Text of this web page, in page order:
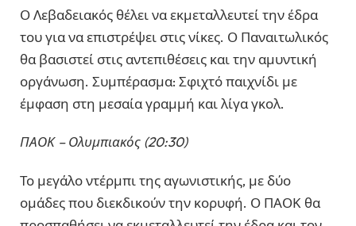
Ο Λεβαδειακός θέλει να εκμεταλλευτεί την έδρα
του για να επιστρέψει στις νίκες. Ο Παναιτωλικός
θα βασιστεί στις αντεπιθέσεις και την αμυντική
οργάνωση. Συμπέρασμα: Σφιχτό παιχνίδι με
έμφαση στη μεσαία γραμμή και λίγα γκολ.
ΠΑΟΚ – Ολυμπιακός (20:30)
Το μεγάλο ντέρμπι της αγωνιστικής, με δύο
ομάδες που διεκδικούν την κορυφή. Ο ΠΑΟΚ θα